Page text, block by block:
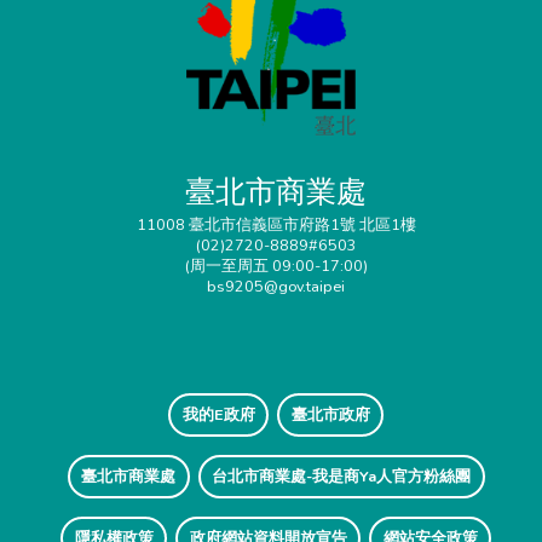
臺北市商業處
11008 臺北市信義區市府路1號 北區1樓
(02)2720-8889#6503
(周一至周五 09:00-17:00)
bs9205@gov.taipei
我的E政府 臺北市政府
臺北市商業處 台北市商業處-我是商Ya人官方粉絲團